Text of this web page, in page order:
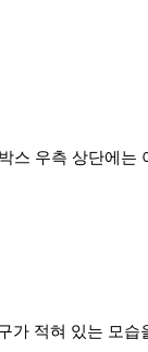
스 우측 상단에
가 적혀 있는 모